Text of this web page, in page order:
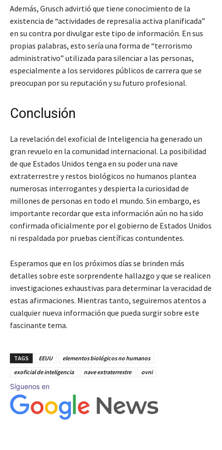
Además, Grusch advirtió que tiene conocimiento de la
existencia de “actividades de represalia activa planificada”
en su contra por divulgar este tipo de información. En sus
propias palabras, esto sería una forma de “terrorismo
administrativo” utilizada para silenciar a las personas,
especialmente a los servidores públicos de carrera que se
preocupan por su reputación y su futuro profesional.
Conclusión
La revelación del exoficial de Inteligencia ha generado un
gran revuelo en la comunidad internacional. La posibilidad
de que Estados Unidos tenga en su poder una nave
extraterrestre y restos biológicos no humanos plantea
numerosas interrogantes y despierta la curiosidad de
millones de personas en todo el mundo. Sin embargo, es
importante recordar que esta información aún no ha sido
confirmada oficialmente por el gobierno de Estados Unidos
ni respaldada por pruebas científicas contundentes.
Esperamos que en los próximos días se brinden más
detalles sobre este sorprendente hallazgo y que se realicen
investigaciones exhaustivas para determinar la veracidad de
estas afirmaciones. Mientras tanto, seguiremos atentos a
cualquier nueva información que pueda surgir sobre este
fascinante tema.
TAGS EEUU
elementos biológicos no humanos
exoficial de inteligencia
nave extraterrestre ovni
Síguenos en